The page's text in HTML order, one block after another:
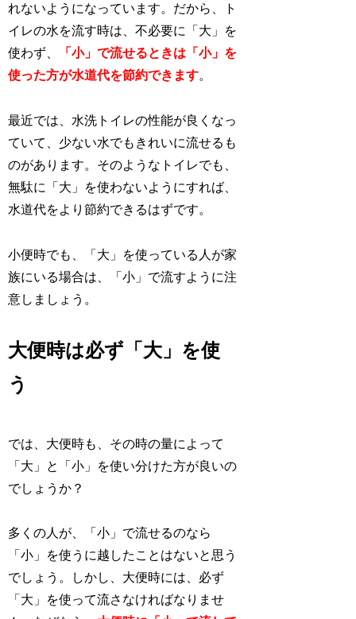
れないようになっています。だから、ト
イレの水を流す時は、不必要に「大」を
使わず、
「小」で流せるときは「小」を
使った方が水道代を節約できます。
最近では、水洗トイレの性能が良くなっ
ていて、少ない水でもきれいに流せるも
のがあります。そのようなトイレでも、
無駄に「大」を使わないようにすれば、
水道代をより節約できるはずです。
小便時でも、「大」を使っている人が家
族にいる場合は、「小」で流すように注
意しましょう。
大便時は必ず「大」を使
う
では、大便時も、その時の量によって
「大」と「小」を使い分けた方が良いの
でしょうか？
多くの人が、「小」で流せるのなら
「小」を使うに越したことはないと思う
でしょう。しかし、大便時には、必ず
「大」を使って流さなければなりませ